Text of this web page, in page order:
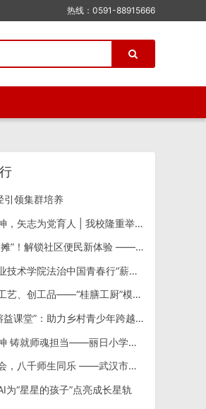
热线：0591-88915666
引领集群培养
育人 | 我校隆重举行纪念陶行知先生逝世八十周年活动
验 ——江西工业工程职业技术学院信息工程学院“星火筑梦”实践团 一站式便民志愿服务
国青春行“薪火相传 反诈筑防”实践团开展反诈宣传教育系列活动
工品——“桂膳工厨”模式驱动产教融合创新实践
课堂”：助力乡村青少年跨越数字鸿沟
学组织师生收看纪念中国人民抗日战争暨世界反法西斯战争胜利80周年阅兵仪式
乐 ——武汉市汉阳区老年大学隆重举办第15届趣味运动会
为“星星的孩子”点亮成长星轨